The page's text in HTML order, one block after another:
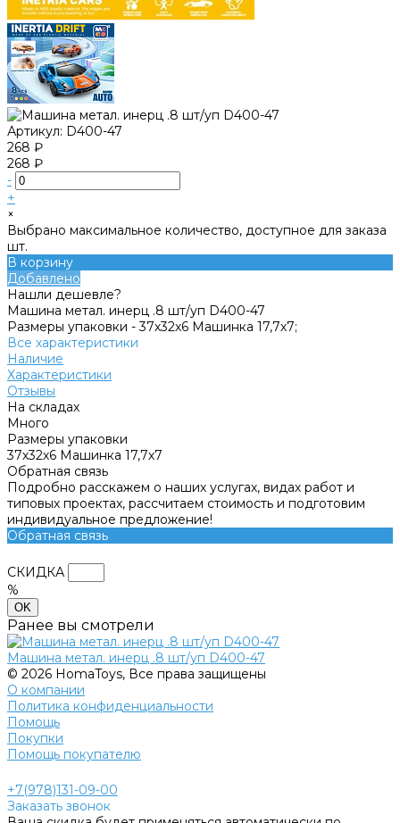
Артикул: D400-47
268 ₽
268 ₽
-
+
×
Выбрано максимальное количество, доступное для заказа
шт.
В корзину
Добавлено
Нашли дешевле?
Машина метал. инерц .8 шт/уп D400-47
Размеры упаковки -37х32х6 Машинка 17,7х7;
Все характеристики
Наличие
Характеристики
Отзывы
На складах
Много
Размеры упаковки
37х32х6 Машинка 17,7х7
Обратная связь
Подробно расскажем о наших услугах, видах работ и
типовых проектах, рассчитаем стоимость и подготовим
индивидуальное предложение!
Обратная связь
СКИДКА
%
OK
Ранее вы смотрели
Машина метал. инерц .8 шт/уп D400-47
© 2026 HomaToys, Все права защищены
О компании
Политика конфиденциальности
Помощь
Покупки
Помощь покупателю
+7(978)131-09-00
Заказать звонок